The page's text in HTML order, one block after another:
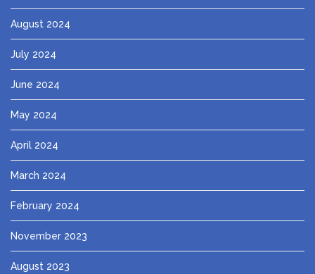
August 2024
July 2024
June 2024
May 2024
April 2024
March 2024
February 2024
November 2023
August 2023